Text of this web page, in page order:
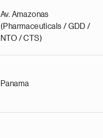
Av. Amazonas
(Pharmaceuticals / GDD /
NTO / CTS)
Panama